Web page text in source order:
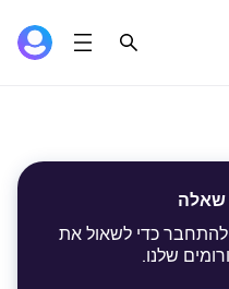
שאלה
להתחבר כדי לשאול את
שלנו.